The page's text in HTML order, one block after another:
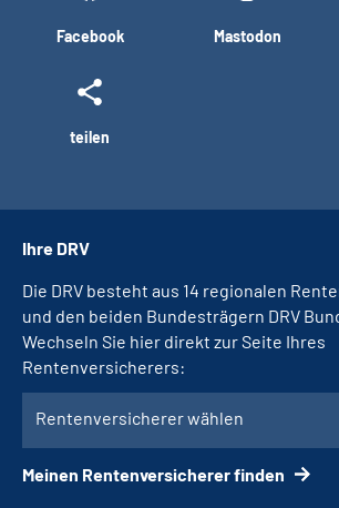
Facebook Mastodon
teilen
Ihre DRV
Die DRV besteht aus 14 regionalen
und den beiden Bundesträgern DRV
Wechseln Sie hier direkt zur Seite Ihres
Rentenversicherers:
Rentenversicherer wählen
Meinen Rentenversicherer finden